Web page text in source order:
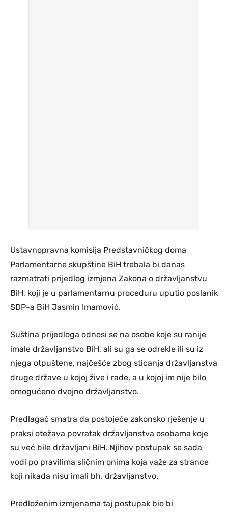
Ustavnopravna komisija Predstavničkog doma
Parlamentarne skupštine BiH trebala bi danas
razmatrati prijedlog izmjena Zakona o državljanstvu
BiH, koji je u parlamentarnu proceduru uputio poslanik
SDP-a BiH Jasmin Imamović.
Suština prijedloga odnosi se na osobe koje su ranije
imale državljanstvo BiH, ali su ga se odrekle ili su iz
njega otpuštene, najčešće zbog sticanja državljanstva
druge države u kojoj žive i rade, a u kojoj im nije bilo
omogućeno dvojno državljanstvo.
Predlagač smatra da postojeće zakonsko rješenje u
praksi otežava povratak državljanstva osobama koje
su već bile državljani BiH. Njihov postupak se sada
vodi po pravilima sličnim onima koja važe za strance
koji nikada nisu imali bh. državljanstvo.
Predloženim izmjenama taj postupak bio bi